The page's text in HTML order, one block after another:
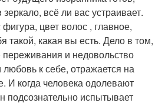
всё ли вас устраивает.
цвет волос , главное,
такой, какая вы есть. Дело в том,
и недовольство
к себе, отражается на
когда человека одолевают
подсознательно испытывает